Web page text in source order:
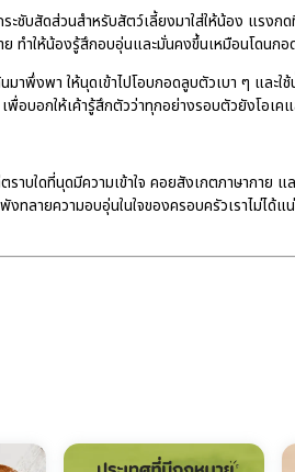
ะชับสัดส่วนสำหรับสัตว์เลี้ยงมาใส่ให้น้อง แรงก
ทำให้น้องรู้สึกอบอุ่นและมั่นคงขึ้นเหมือนโดนกอ
าพึ่งพา ให้นุดเข้าไปโอบกอดลูบตัวเบา ๆ และ
อบอกให้เค้ารู้สึกตัวว่าทุกอย่างรอบตัวยังโอเค
าบใดที่นุดมีความเข้าใจ คอยสังเกตภาษากา
ทลายความอบอุ่นในใจของครอบครัวเราไม่ไ